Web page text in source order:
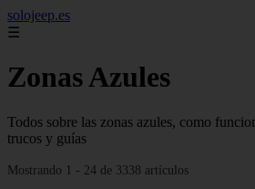
solojeep.es
☰
Zonas Azules
Todos sobre las zonas azules, como
trucos y guías
Mostrando 1 - 24 de 3338 artículos